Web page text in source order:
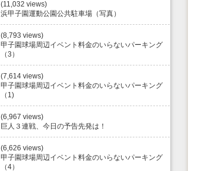
(11,032 views)
浜甲子園運動公園公共駐車場（写真）
(8,793 views)
甲子園球場周辺イベント料金のいらないパーキング
（3）
(7,614 views)
甲子園球場周辺イベント料金のいらないパーキング
（1)
(6,967 views)
巨人３連戦、今日の予告先発は！
(6,626 views)
甲子園球場周辺イベント料金のいらないパーキング
（4）